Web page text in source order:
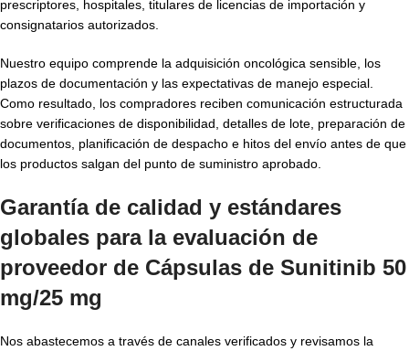
prescriptores, hospitales, titulares de licencias de importación y
consignatarios autorizados.
Nuestro equipo comprende la adquisición oncológica sensible, los
plazos de documentación y las expectativas de manejo especial.
Como resultado, los compradores reciben comunicación estructurada
sobre verificaciones de disponibilidad, detalles de lote, preparación de
documentos, planificación de despacho e hitos del envío antes de que
los productos salgan del punto de suministro aprobado.
Garantía de calidad y estándares
globales para la evaluación de
proveedor de Cápsulas de Sunitinib 50
mg/25 mg
Nos abastecemos a través de canales verificados y revisamos la